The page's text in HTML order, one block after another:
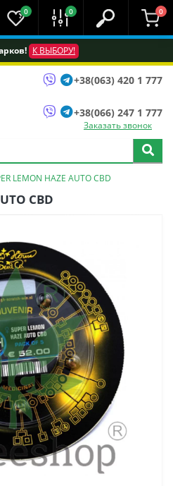
К ВЫБОРУ!
0 0 0
+38(063) 420 1 777
+38(066) 247 1 777
Заказать звонок
LEMON HAZE AUTO CBD
CBD